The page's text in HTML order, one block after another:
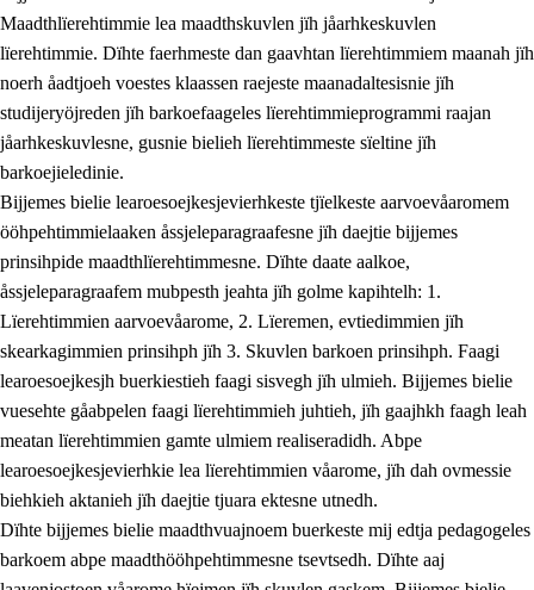
Maadthlïerehtimmie lea maadthskuvlen jïh jåarhkeskuvlen
lïerehtimmie. Dïhte faerhmeste dan gaavhtan lïerehtimmiem maanah jïh
noerh åadtjoeh voestes klaassen raejeste maanadaltesisnie jïh
studijeryöjreden jïh barkoefaageles lïerehtimmieprogrammi raajan
jåarhkeskuvlesne, gusnie bielieh lïerehtimmeste sïeltine jïh
barkoejieledinie.
Bijjemes bielie learoesoejkesjevierhkeste tjïelkeste aarvoevåaromem
ööhpehtimmielaaken åssjeleparagraafesne jïh daejtie bijjemes
prinsihpide maadthlïerehtimmesne. Dïhte daate aalkoe,
åssjeleparagraafem mubpesth jeahta jïh golme kapihtelh: 1.
Lïerehtimmien aarvoevåarome, 2. Lïeremen, evtiedimmien jïh
skearkagimmien prinsihph jïh 3. Skuvlen barkoen prinsihph. Faagi
learoesoejkesjh buerkiestieh faagi sisvegh jïh ulmieh. Bijjemes bielie
vuesehte gåabpelen faagi lïerehtimmieh juhtieh, jïh gaajhkh faagh leah
meatan lïerehtimmien gamte ulmiem realiseradidh. Abpe
learoesoejkesjevierhkie lea lïerehtimmien våarome, jïh dah ovmessie
biehkieh aktanieh jïh daejtie tjuara ektesne utnedh.
Dïhte bijjemes bielie maadthvuajnoem buerkeste mij edtja pedagogeles
barkoem abpe maadthööhpehtimmesne tsevtsedh. Dïhte aaj